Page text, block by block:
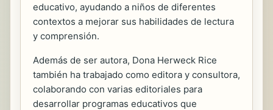
educativo, ayudando a niños de diferentes
contextos a mejorar sus habilidades de lectura
y comprensión.
Además de ser autora, Dona Herweck Rice
también ha trabajado como editora y consultora,
colaborando con varias editoriales para
desarrollar programas educativos que